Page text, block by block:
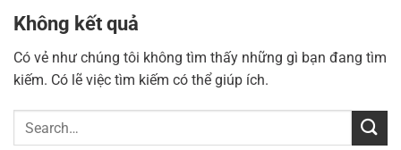
Không kết quả
Có vẻ như chúng tôi không tìm thấy những gì bạn đang tìm
kiếm. Có lẽ việc tìm kiếm có thể giúp ích.